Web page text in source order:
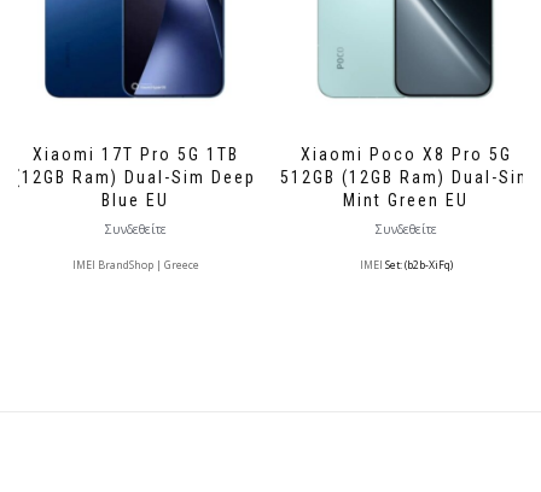
Xiaomi 17T Pro 5G 1TB
(12GB Ram) Dual-Sim Deep
Blue EU
Συνδεθείτε
IMEI BrandShop | Greece
Xiaomi Poco X8 Pro 5G
512GB (12GB Ram) Dual-Sim
Mint Green EU
Συνδεθείτε
IMEI Set: (b2b-XiFq)